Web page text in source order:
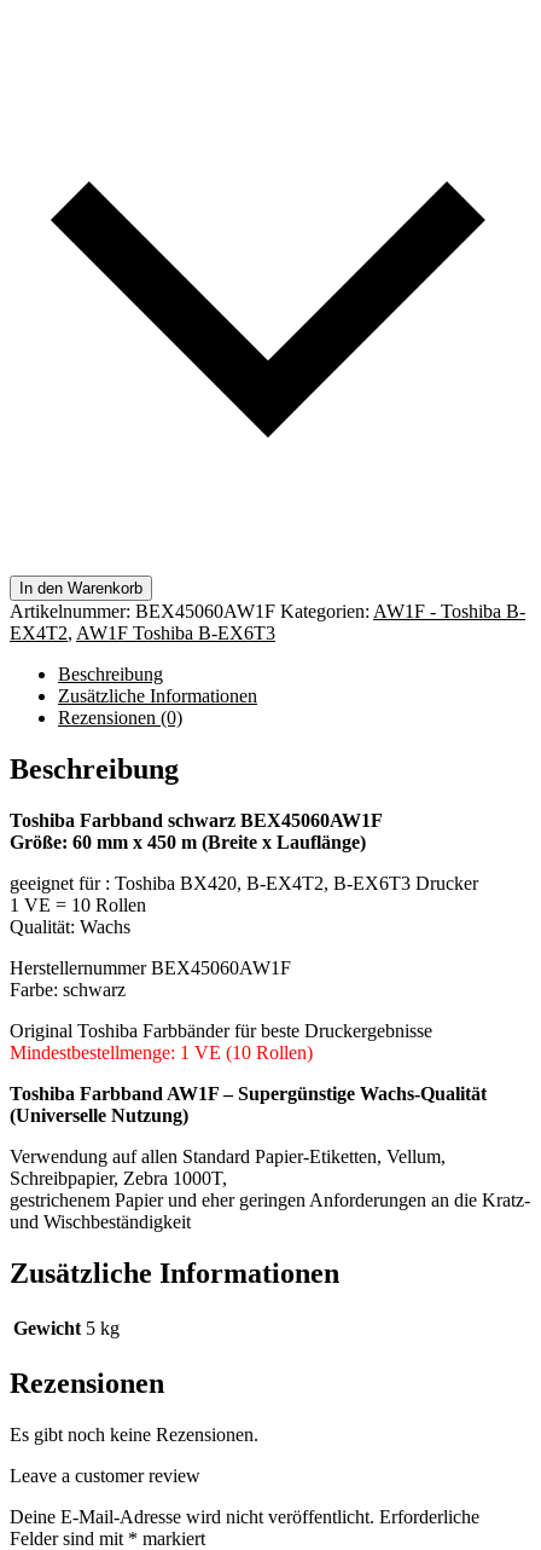
In den Warenkorb
Artikelnummer: BEX45060AW1F Kategorien: AW1F - Toshiba B-
EX4T2, AW1F Toshiba B-EX6T3
Beschreibung
Zusätzliche Informationen
Rezensionen (0)
Beschreibung
Toshiba Farbband schwarz BEX45060AW1F
Größe: 60 mm x 450 m (Breite x Lauflänge)
geeignet für : Toshiba BX420, B-EX4T2, B-EX6T3 Drucker
1 VE = 10 Rollen
Qualität: Wachs
Herstellernummer BEX45060AW1F
Farbe: schwarz
Original Toshiba Farbbänder für beste Druckergebnisse
Mindestbestellmenge: 1 VE (10 Rollen)
Toshiba Farbband AW1F – Supergünstige Wachs-Qualität
(Universelle Nutzung)
Verwendung auf allen Standard Papier-Etiketten, Vellum,
Schreibpapier, Zebra 1000T,
gestrichenem Papier und eher geringen Anforderungen an die Kratz-
und Wischbeständigkeit
Zusätzliche Informationen
Gewicht 5 kg
Rezensionen
Es gibt noch keine Rezensionen.
Leave a customer review
Deine E-Mail-Adresse wird nicht veröffentlicht. Erforderliche
Felder sind mit * markiert